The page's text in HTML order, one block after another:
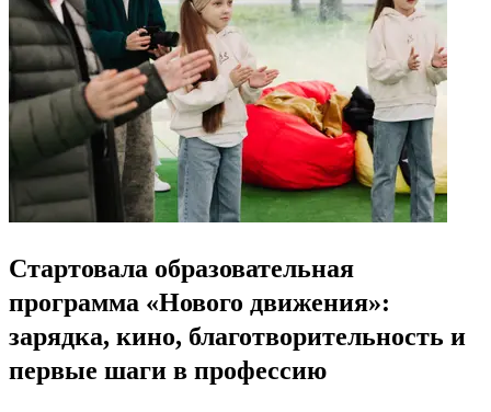
Стартовала образовательная
программа «Нового движения»:
зарядка, кино, благотворительность и
первые шаги в профессию